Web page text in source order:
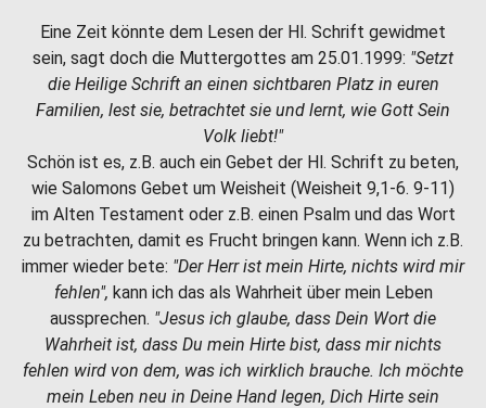
Eine Zeit könnte dem Lesen der Hl. Schrift gewidmet
sein, sagt doch die Muttergottes am 25.01.1999: "Setzt
die Heilige Schrift an einen sichtbaren Platz in euren
Familien, lest sie, betrachtet sie und lernt, wie Gott Sein
Volk liebt!"
Schön ist es, z.B. auch ein Gebet der Hl. Schrift zu beten,
wie Salomons Gebet um Weisheit (Weisheit 9,1-6. 9-11)
im Alten Testament oder z.B. einen Psalm und das Wort
zu betrachten, damit es Frucht bringen kann. Wenn ich z.B.
immer wieder bete: "Der Herr ist mein Hirte, nichts wird mir
fehlen", kann ich das als Wahrheit über mein Leben
aussprechen. "Jesus ich glaube, dass Dein Wort die
Wahrheit ist, dass Du mein Hirte bist, dass mir nichts
fehlen wird von dem, was ich wirklich brauche. Ich möchte
mein Leben neu in Deine Hand legen, Dich Hirte sein